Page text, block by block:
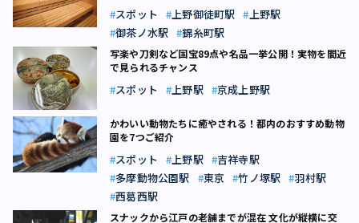
スポット 上野御徒町駅
上野駅
御茶ノ水駅
錦糸町駅
写楽や刀剣など国宝89点や名品一挙公開！実物を間近
で見られるチャンス
スポット 上野駅 京成上野駅
かわいい動物たちに癒やされる！都内のおすすめ動物
園を7つご紹介
スポット 上野駅
吉祥寺駅
多摩動物公園駅
東京 竹ノ塚駅
羽村駅
西葛西駅
スナックから江戸の老舗までが混在 文化が縦横に交